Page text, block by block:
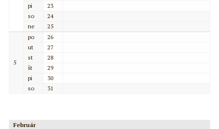
pi
23
so
24
ne
25
5
po
26
ut
27
st
28
št
29
pi
30
so
31
Február